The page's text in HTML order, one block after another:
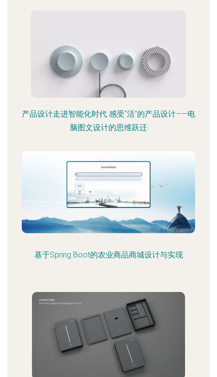
产品设计走进智能化时代 感受“活”的产品设计——电
脑图文设计的思维跃迁
基于Spring Boot的农业商品商城设计与实现